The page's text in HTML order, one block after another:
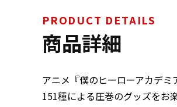
PRODUCT DETAILS
商品詳細
アニメ『僕のヒーローアカデミ
151種による圧巻のグッズをお